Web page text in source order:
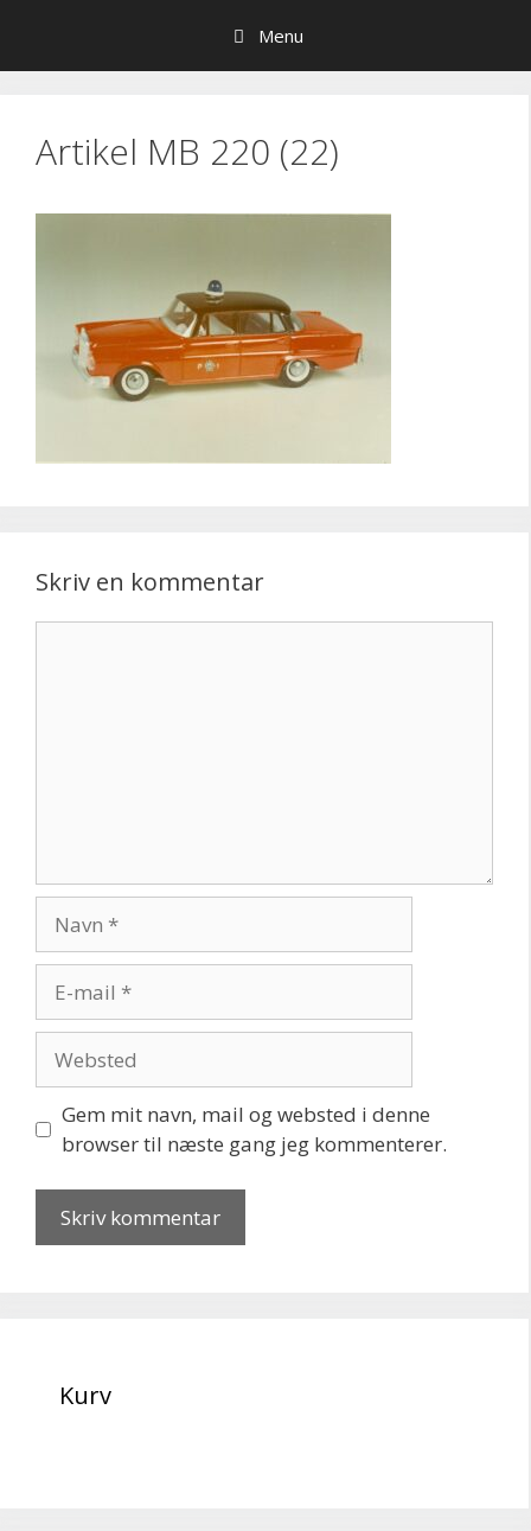
indhold
Menu
Artikel MB 220 (22)
Skriv en kommentar
mail
Gem mit navn, mail og websted i denne
browser til næste gang jeg kommenterer.
Kurv